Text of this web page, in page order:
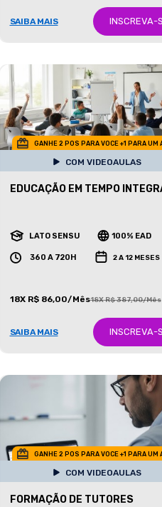
SAIBA MAIS INSCREVA-
GANHE 2 POS PARA VOCE +1 PARA UM
COM VIDEOAULAS
EDUCAÇÃO EM TEMPO
LATO SENSU 100% EAD
360 A 720H 2 A 12 MESES
18X R$ 86,00/Mês18X R$ 387,00/Mês
SAIBA MAIS INSCREVA-
GANHE 2 POS PARA VOCE +1 PARA UM
COM VIDEOAULAS
FORMAÇÃO DE TUTORES